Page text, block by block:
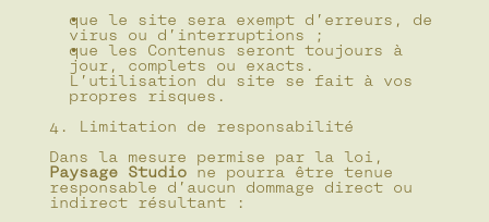
que le site sera exempt d’erreurs, de
virus ou d’interruptions ;
que les Contenus seront toujours à
jour, complets ou exacts.
L’utilisation du site se fait à vos
propres risques.
4. Limitation de responsabilité
Paysage Studio ne pourra être tenue
responsable d’aucun dommage direct ou
indirect résultant :